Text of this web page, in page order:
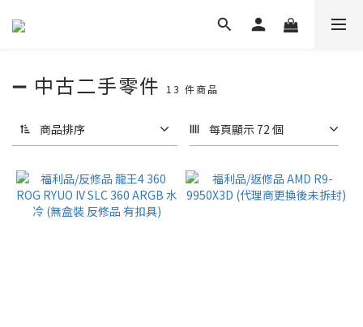
➖ 中古二手零件 13 件商品
商品排序 每頁顯示 72 個